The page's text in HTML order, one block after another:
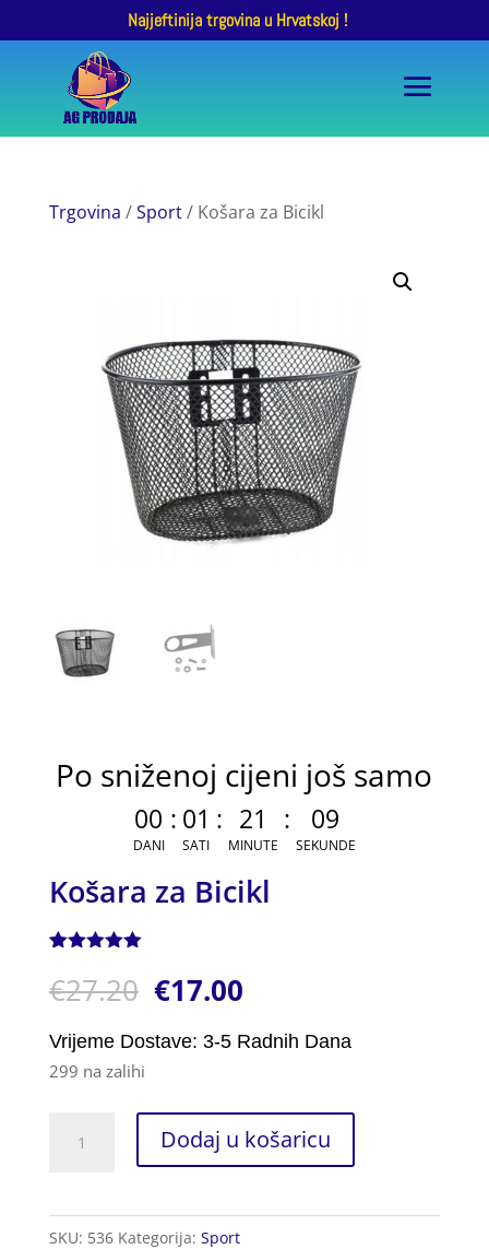
Najjeftinija trgovina u Hrvatskoj !
Trgovina /Sport/ Košara za Bicikl
Po sniženoj cijeni još samo
00
DANI
: 01
SATI
: 21
MINUTE
: 09
SEKUNDE
Košara za Bicikl
ocjena: 5.00
od ukupno
korisnika)
€27.20 €17.00
Vrijeme Dostave: 3-5 Radnih Dana
299 na zalihi
količina
Dodaj u košaricu
SKU: 536 Kategorija: Sport